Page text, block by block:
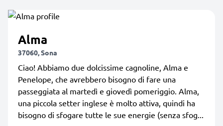
Alma
37060, Sona
Ciao! Abbiamo due dolcissime cagnoline, Alma e
Penelope, che avrebbero bisogno di fare una
passeggiata al martedì e giovedì pomeriggio. Alma,
una piccola setter inglese è molto attiva, quindi ha
bisogno di sfogare tutte le sue energie (senza sfog...